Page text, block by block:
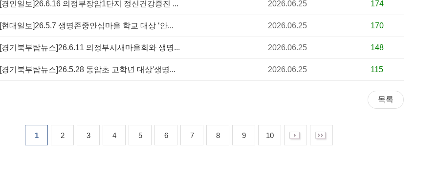
[경인일보]26.6.16 의정부장암1단지 정신건강증진 ... 2026.06.25 174
[현대일보]26.5.7 생명존중안심마을 학교 대상 ‘안... 2026.06.25 170
[경기북부탑뉴스]26.6.11 의정부시새마을회와 생명... 2026.06.25 148
[경기북부탑뉴스]26.5.28 동암초 고학년 대상'생명... 2026.06.25 115
1 2 3 4 5 6 7 8 9 10